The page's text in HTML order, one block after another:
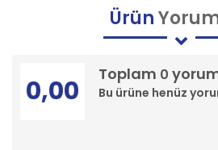
Ürün
Toplam 0
Bu ürüne henüz
0,00